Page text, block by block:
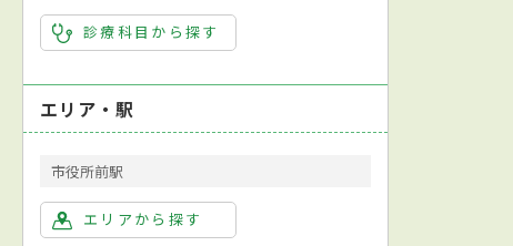
老年内科 皮膚科
診療科目から探す
エリア・駅
市役所前駅
エリアから探す